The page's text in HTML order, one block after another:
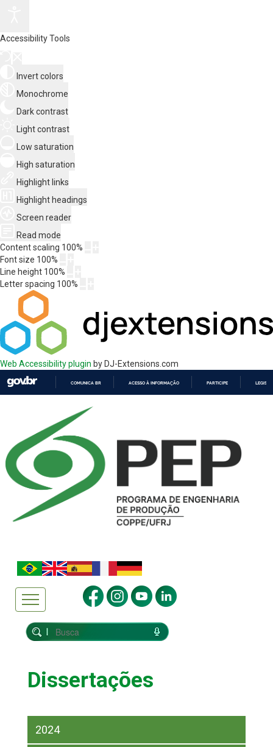
Accessibility Tools
Invert colors
Monochrome
Dark contrast
Light contrast
Low saturation
High saturation
Highlight links
Highlight headings
Screen reader
Read mode
Content scaling 100%
Font size 100%
Line height 100%
Letter spacing 100%
Web Accessibility plugin by DJ-Extensions.com
COMUNICA BR ACESSO À INFORMAÇÃO PARTICIPE
Dissertações
2024